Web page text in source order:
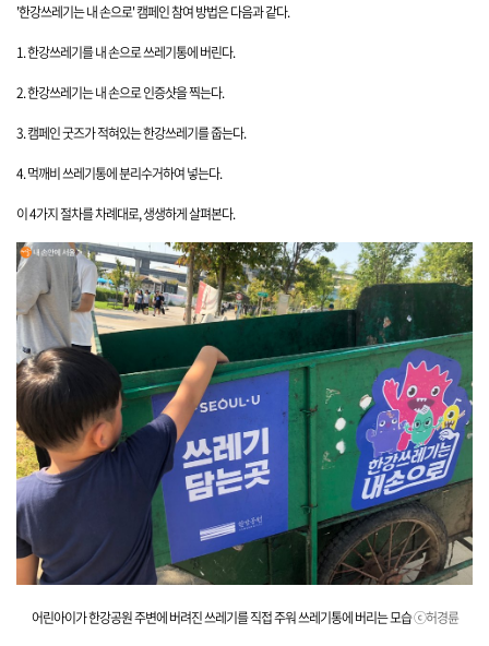
'한강쓰레기는 내 손으로' 캠페인 참여 방법은 다음과 같다.
1. 한강쓰레기를 내 손으로 쓰레기통에 버린다.
2. 한강쓰레기는 내 손으로 인증샷을 찍는다.
3. 캠페인 굿즈가 적혀있는 한강쓰레기를 줍는다.
4. 먹깨비 쓰레기통에 분리수거하여 넣는다.
이 4가지 절차를 차례대로, 생생하게 살펴본다.
어린아이가 한강공원 주변에 버려진 쓰레기를 직접 주워 쓰레기통에 버리는모습ⓒ허경륜